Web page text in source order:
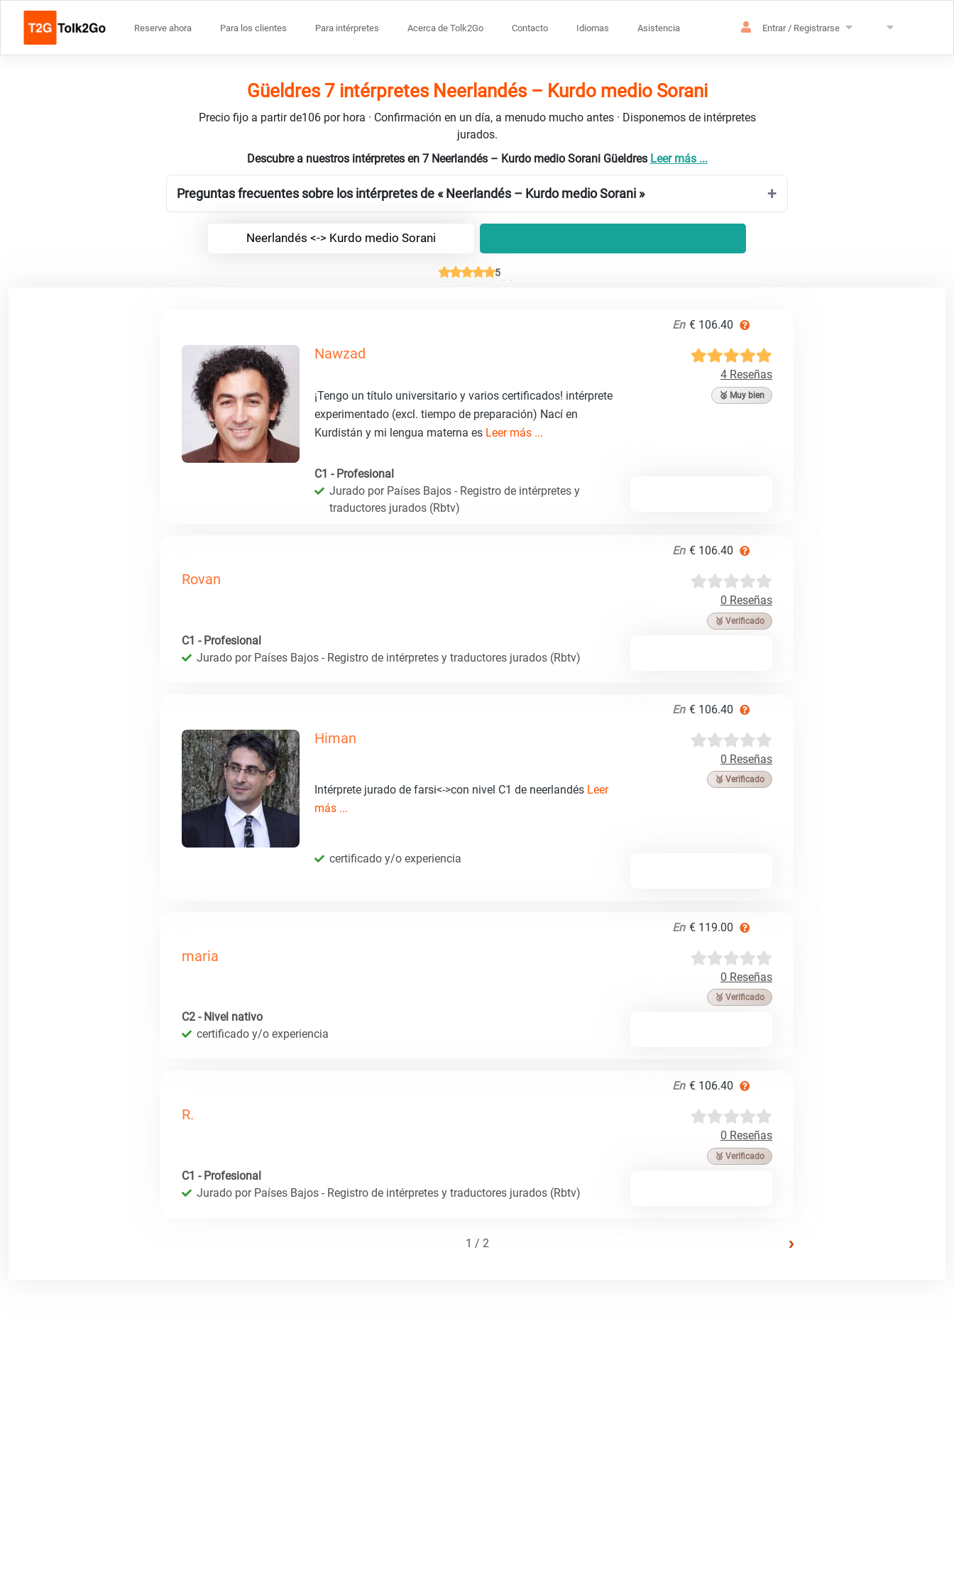
Reserve ahora Para los clientes Para intérpretes Acerca de Tolk2Go Contacto Idiomas Asistencia Entrar / Registrarse
Güeldres 7 intérpretes Neerlandés – Kurdo medio Sorani
Precio fijo a partir de106 por hora · Confirmación en un día, a menudo mucho antes · Disponemos de intérpretes
jurados.
Descubre a nuestros intérpretes en 7 Neerlandés – Kurdo medio Sorani Güeldres Leer más ...
Preguntas frecuentes sobre los intérpretes de « Neerlandés – Kurdo medio Sorani »
Neerlandés <-> Kurdo medio Sorani
5
En € 106.40
Nawzad
4 Reseñas
🥈 Muy bien
¡Tengo un título universitario y varios certificados! intérprete
experimentado (excl. tiempo de preparación) Nací en
Kurdistán y mi lengua materna es Leer más ...
C1 - Profesional
Jurado por Países Bajos - Registro de intérpretes y
traductores jurados (Rbtv)
En € 106.40
Rovan
0 Reseñas
🥉 Verificado
C1 - Profesional
Jurado por Países Bajos - Registro de intérpretes y traductores jurados (Rbtv)
En € 106.40
Himan
0 Reseñas
🥉 Verificado
Intérprete jurado de farsi<->con nivel C1 de neerlandés Leer
más ...
certificado y/o experiencia
En € 119.00
maria
0 Reseñas
🥉 Verificado
C2 - Nivel nativo
certificado y/o experiencia
En € 106.40
R.
0 Reseñas
🥉 Verificado
C1 - Profesional
Jurado por Países Bajos - Registro de intérpretes y traductores jurados (Rbtv)
1 / 2 ›